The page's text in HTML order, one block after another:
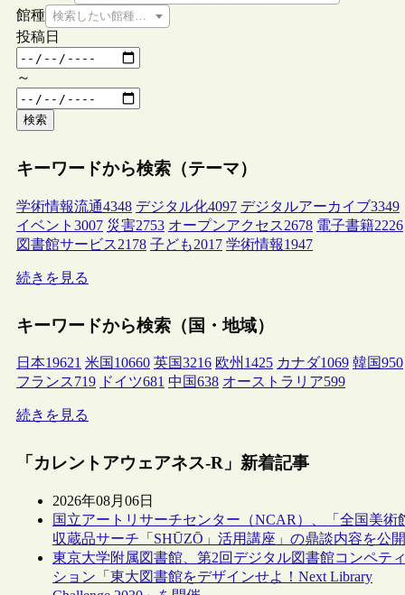
館種 検索したい館種を選択してください
投稿日
～
検索
キーワードから検索（テーマ）
学術情報流通4348 デジタル化4097 デジタルアーカイブ3349
イベント 3007 災害2753 オープンアクセス2678 電子書籍2226
図書館サービス2178 子ども2017 学術情報1947
続きを見る
キーワードから検索（国・地域）
日本19621 米国 10660 英国3216 欧州 1425 カナダ1069 韓国950
フランス719 ドイツ681 中国638 オーストラリア599
続きを見る
「カレントアウェアネス-R」新着記事
2026年08月06日
国立アートリサーチセンター（NCAR）、「全国美術
収蔵品サーチ「SHŪZŌ」活用講座」の鼎談内容を公開
東京大学附属図書館、第2回デジタル図書館コンペティ
ション「東大図書館をデザインせよ！Next Library